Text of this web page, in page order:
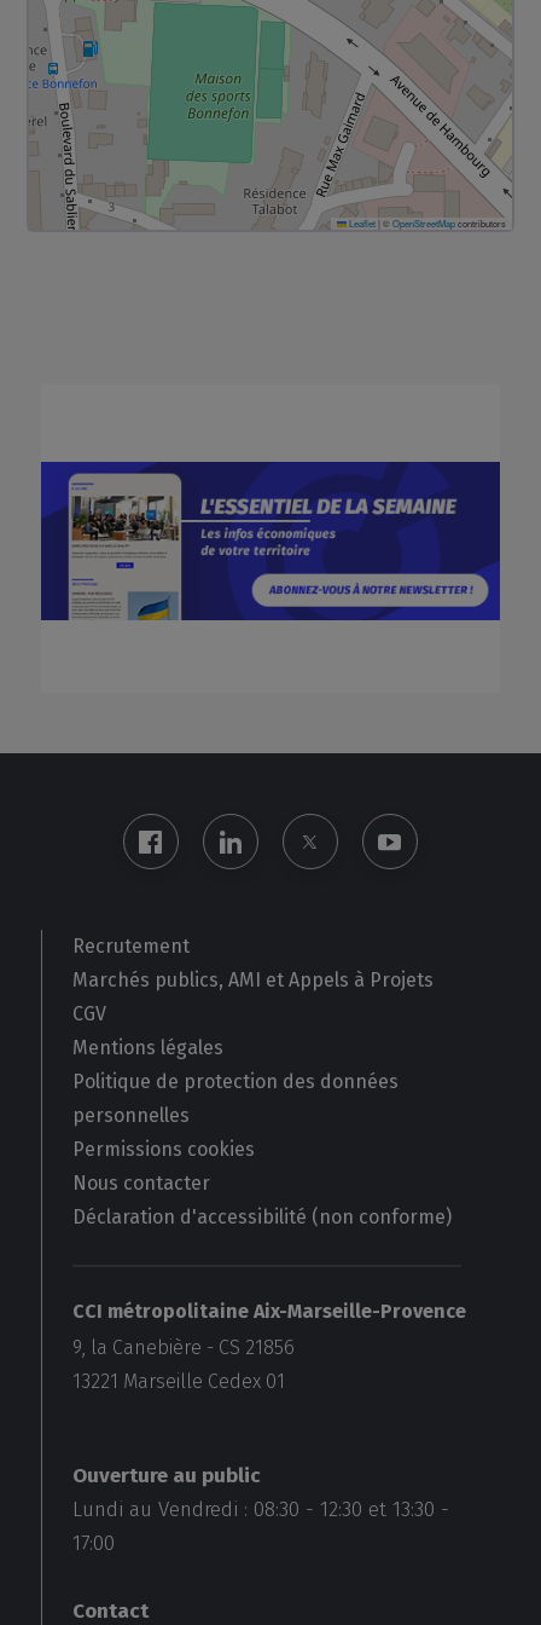
Leaflet |©OpenStreetMapcontributors
CCI métropolitaine Aix-Marseille-Provence
9, la Canebière - CS 21856
13221 Marseille Cedex 01
Ouverture au public
Lundi au Vendredi : 08:30 - 12:30 et 13:30 -
17:00
Contact
Recrutement
Marchés publics, AMI et Appels à Projets
CGV
Mentions légales
Politique de protection des données
personnelles
Permissions cookies
Nous contacter
Déclaration d'accessibilité (non conforme)